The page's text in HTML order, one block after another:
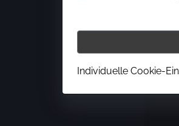
Individuelle Cookie-